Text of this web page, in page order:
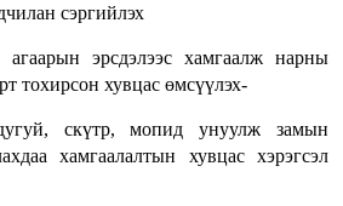
сэргийлэх
эрсдэлээс хамгаалж нарны
тохирсон хувцас өмсүүлэх-
скүтр, мопид унуулж замын
хамгаалалтын хувцас хэрэгсэл